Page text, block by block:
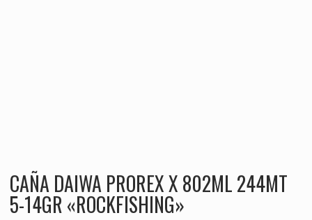
CAÑA DAIWA PROREX X 802ML 244MT
5-14GR «ROCKFISHING»